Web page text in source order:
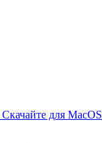
Cкачайте для MacOS